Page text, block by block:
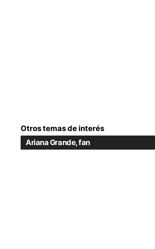
Otros temas de interés
Ariana Grande,fan